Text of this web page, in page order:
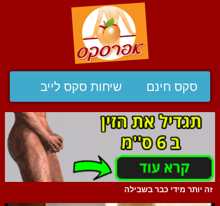
סקס חינם שיחות סקס לייב
זה יותר מידי כבר בשבילה